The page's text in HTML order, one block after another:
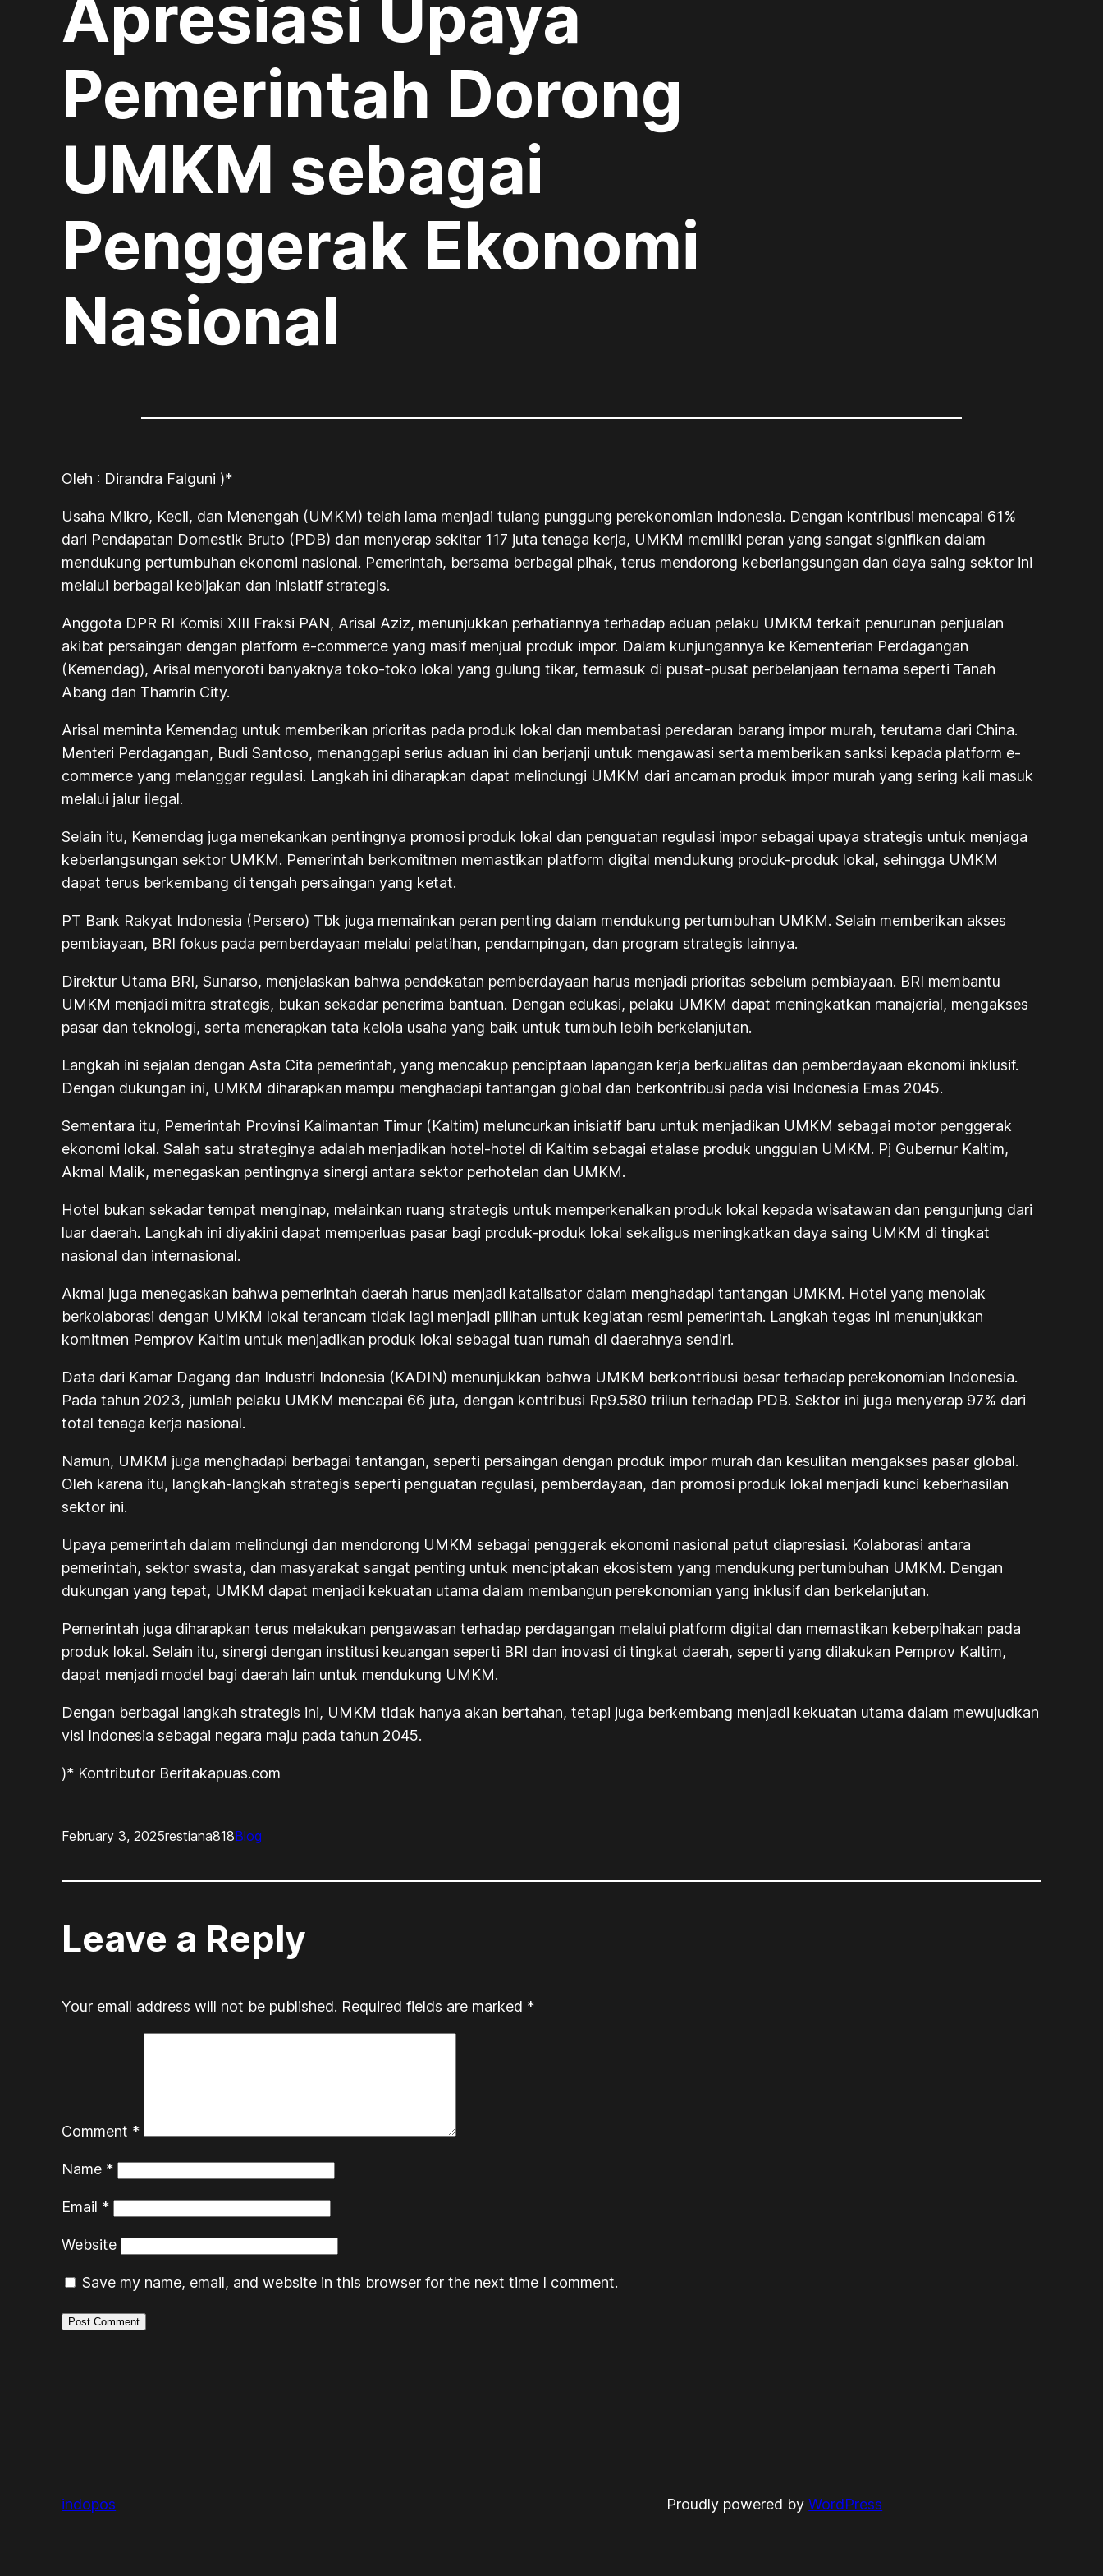
Apresiasi Upaya
Pemerintah Dorong
UMKM sebagai
Penggerak Ekonomi
Nasional
Oleh : Dirandra Falguni )*
Usaha Mikro, Kecil, dan Menengah (UMKM) telah lama menjadi tulang punggung perekonomian Indonesia. Dengan kontribusi mencapai 61%
dari Pendapatan Domestik Bruto (PDB) dan menyerap sekitar 117 juta tenaga kerja, UMKM memiliki peran yang sangat signifikan dalam
mendukung pertumbuhan ekonomi nasional. Pemerintah, bersama berbagai pihak, terus mendorong keberlangsungan dan daya saing sektor ini
melalui berbagai kebijakan dan inisiatif strategis.
Anggota DPR RI Komisi XIII Fraksi PAN, Arisal Aziz, menunjukkan perhatiannya terhadap aduan pelaku UMKM terkait penurunan penjualan
akibat persaingan dengan platform e-commerce yang masif menjual produk impor. Dalam kunjungannya ke Kementerian Perdagangan
(Kemendag), Arisal menyoroti banyaknya toko-toko lokal yang gulung tikar, termasuk di pusat-pusat perbelanjaan ternama seperti Tanah
Abang dan Thamrin City.
Arisal meminta Kemendag untuk memberikan prioritas pada produk lokal dan membatasi peredaran barang impor murah, terutama dari China.
Menteri Perdagangan, Budi Santoso, menanggapi serius aduan ini dan berjanji untuk mengawasi serta memberikan sanksi kepada platform e-
commerce yang melanggar regulasi. Langkah ini diharapkan dapat melindungi UMKM dari ancaman produk impor murah yang sering kali masuk
melalui jalur ilegal.
Selain itu, Kemendag juga menekankan pentingnya promosi produk lokal dan penguatan regulasi impor sebagai upaya strategis untuk menjaga
keberlangsungan sektor UMKM. Pemerintah berkomitmen memastikan platform digital mendukung produk-produk lokal, sehingga UMKM
dapat terus berkembang di tengah persaingan yang ketat.
PT Bank Rakyat Indonesia (Persero) Tbk juga memainkan peran penting dalam mendukung pertumbuhan UMKM. Selain memberikan akses
pembiayaan, BRI fokus pada pemberdayaan melalui pelatihan, pendampingan, dan program strategis lainnya.
Direktur Utama BRI, Sunarso, menjelaskan bahwa pendekatan pemberdayaan harus menjadi prioritas sebelum pembiayaan. BRI membantu
UMKM menjadi mitra strategis, bukan sekadar penerima bantuan. Dengan edukasi, pelaku UMKM dapat meningkatkan manajerial, mengakses
pasar dan teknologi, serta menerapkan tata kelola usaha yang baik untuk tumbuh lebih berkelanjutan.
Langkah ini sejalan dengan Asta Cita pemerintah, yang mencakup penciptaan lapangan kerja berkualitas dan pemberdayaan ekonomi inklusif.
Dengan dukungan ini, UMKM diharapkan mampu menghadapi tantangan global dan berkontribusi pada visi Indonesia Emas 2045.
Sementara itu, Pemerintah Provinsi Kalimantan Timur (Kaltim) meluncurkan inisiatif baru untuk menjadikan UMKM sebagai motor penggerak
ekonomi lokal. Salah satu strateginya adalah menjadikan hotel-hotel di Kaltim sebagai etalase produk unggulan UMKM. Pj Gubernur Kaltim,
Akmal Malik, menegaskan pentingnya sinergi antara sektor perhotelan dan UMKM.
Hotel bukan sekadar tempat menginap, melainkan ruang strategis untuk memperkenalkan produk lokal kepada wisatawan dan pengunjung dari
luar daerah. Langkah ini diyakini dapat memperluas pasar bagi produk-produk lokal sekaligus meningkatkan daya saing UMKM di tingkat
nasional dan internasional.
Akmal juga menegaskan bahwa pemerintah daerah harus menjadi katalisator dalam menghadapi tantangan UMKM. Hotel yang menolak
berkolaborasi dengan UMKM lokal terancam tidak lagi menjadi pilihan untuk kegiatan resmi pemerintah. Langkah tegas ini menunjukkan
komitmen Pemprov Kaltim untuk menjadikan produk lokal sebagai tuan rumah di daerahnya sendiri.
Data dari Kamar Dagang dan Industri Indonesia (KADIN) menunjukkan bahwa UMKM berkontribusi besar terhadap perekonomian Indonesia.
Pada tahun 2023, jumlah pelaku UMKM mencapai 66 juta, dengan kontribusi Rp9.580 triliun terhadap PDB. Sektor ini juga menyerap 97% dari
total tenaga kerja nasional.
Namun, UMKM juga menghadapi berbagai tantangan, seperti persaingan dengan produk impor murah dan kesulitan mengakses pasar global.
Oleh karena itu, langkah-langkah strategis seperti penguatan regulasi, pemberdayaan, dan promosi produk lokal menjadi kunci keberhasilan
sektor ini.
Upaya pemerintah dalam melindungi dan mendorong UMKM sebagai penggerak ekonomi nasional patut diapresiasi. Kolaborasi antara
pemerintah, sektor swasta, dan masyarakat sangat penting untuk menciptakan ekosistem yang mendukung pertumbuhan UMKM. Dengan
dukungan yang tepat, UMKM dapat menjadi kekuatan utama dalam membangun perekonomian yang inklusif dan berkelanjutan.
Pemerintah juga diharapkan terus melakukan pengawasan terhadap perdagangan melalui platform digital dan memastikan keberpihakan pada
produk lokal. Selain itu, sinergi dengan institusi keuangan seperti BRI dan inovasi di tingkat daerah, seperti yang dilakukan Pemprov Kaltim,
dapat menjadi model bagi daerah lain untuk mendukung UMKM.
Dengan berbagai langkah strategis ini, UMKM tidak hanya akan bertahan, tetapi juga berkembang menjadi kekuatan utama dalam mewujudkan
visi Indonesia sebagai negara maju pada tahun 2045.
)* Kontributor Beritakapuas.com
February 3, 2025restiana818Blog
Leave a Reply
Your email address will not be published. Required fields are marked *
Comment *
Name *
Email *
Website
Save my name, email, and website in this browser for the next time I comment.
indopos Proudly powered byWordPress